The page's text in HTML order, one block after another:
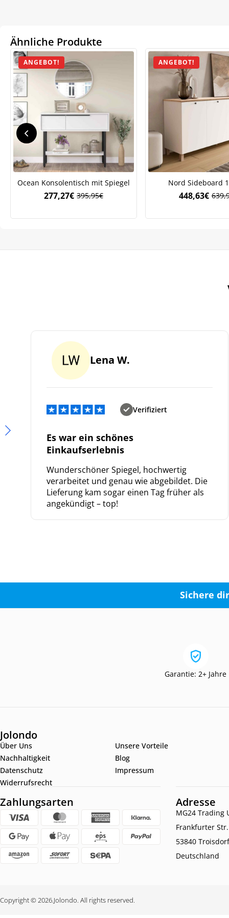
Ähnliche Produkte
ANGEBOT!
Ocean Konsolentisch mit Spiegel
395,95€
Ursprünglicher
war:
277,27€Aktueller
ist:
ANGEBOT!
Nord Sideboard
war:
448,63€
ist:
Lena W.
Verifiziert
Es war ein schönes
Einkaufserlebnis
Wunderschöner Spiegel, hochwertig
verarbeitet und genau wie abgebildet. Die
Lieferung kam sogar einen Tag früher als
angekündigt – top!
Sichere
Garantie: 2+ Jahre
Jolondo
Über Uns
Unsere Vorteile
Nachhaltigkeit
Blog
Datenschutz
Impressum
Widerrufsrecht
Zahlungsarten Adresse
MG24 Trading
Frankfurter
53840 Troisdorf
Deutschland
Copyright © 2026.Jolondo. All rights reserved.